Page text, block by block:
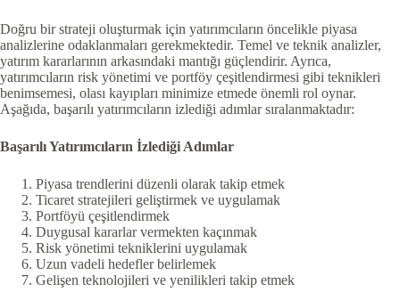
Doğru bir strateji oluşturmak için yatırımcıların öncelikle piyasa
analizlerine odaklanmaları gerekmektedir. Temel ve teknik analizler,
yatırım kararlarının arkasındaki mantığı güçlendirir. Ayrıca,
yatırımcıların risk yönetimi ve portföy çeşitlendirmesi gibi teknikleri
benimsemesi, olası kayıpları minimize etmede önemli rol oynar.
Aşağıda, başarılı yatırımcıların izlediği adımlar sıralanmaktadır:
Başarılı Yatırımcıların İzlediği Adımlar
Piyasa trendlerini düzenli olarak takip etmek
Ticaret stratejileri geliştirmek ve uygulamak
Portföyü çeşitlendirmek
Duygusal kararlar vermekten kaçınmak
Risk yönetimi tekniklerini uygulamak
Uzun vadeli hedefler belirlemek
Gelişen teknolojileri ve yenilikleri takip etmek